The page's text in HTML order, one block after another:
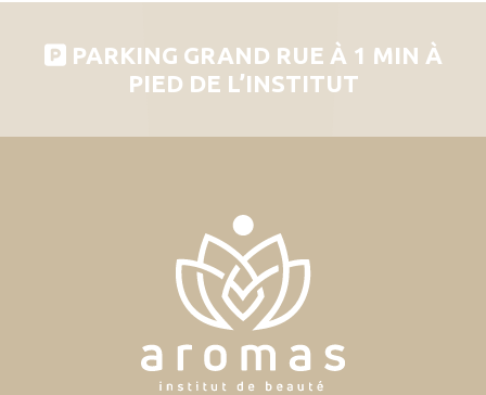
PARKING GRAND RUE À 1 MIN À
PIED DE L’INSTITUT